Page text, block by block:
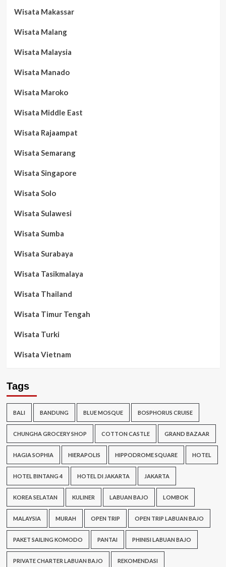
Wisata Makassar
Wisata Malang
Wisata Malaysia
Wisata Manado
Wisata Maroko
Wisata Middle East
Wisata Rajaampat
Wisata Semarang
Wisata Singapore
Wisata Solo
Wisata Sulawesi
Wisata Sumba
Wisata Surabaya
Wisata Tasikmalaya
Wisata Thailand
Wisata Timur Tengah
Wisata Turki
Wisata Vietnam
Tags
BALI BANDUNG BLUE MOSQUE BOSPHORUS CRUISE
CHUNGHA GROCERY SHOP COTTON CASTLE GRAND BAZAAR
HAGIA SOPHIA HIERAPOLIS HIPPODROME SQUARE HOTEL
HOTEL BINTANG 4 HOTEL DI JAKARTA JAKARTA
KOREA SELATAN KULINER LABUAN BAJO LOMBOK
MALAYSIA MURAH OPEN TRIP OPEN TRIP LABUAN BAJO
PAKET SAILING KOMODO PANTAI PHINISI LABUAN BAJO
PRIVATE CHARTER LABUAN BAJO REKOMENDASI